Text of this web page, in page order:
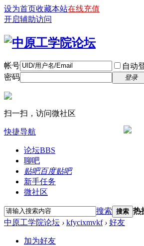
设为首页收藏本站在线充值
开启辅助访问
帐号 自动
密码
登录
扫一扫，访问微社区
快捷导航
论坛BBS
聊吧
贴吧百度贴吧
新手任务
微社区
搜索 搜索 热
中原工学院论坛 › kfycixmvkf › 好友
加为好友